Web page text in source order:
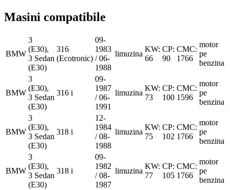
Masini compatibile
BMW
3
(E30),
3 Sedan
(E30)
316
(Ecotronic)
09-
1983
/ 06-
1988
limuzina
KW:
66
CP:
90
CMC:
1766
motor
pe
benzina
BMW
3
(E30),
3 Sedan
(E30)
316 i
09-
1987
/ 06-
1991
limuzina
KW:
73
CP:
100
CMC:
1596
motor
pe
benzina
BMW
3
(E30),
3 Sedan
(E30)
318 i
12-
1984
/ 08-
1988
limuzina
KW:
75
CP:
102
CMC:
1766
motor
pe
benzina
BMW
3
(E30),
3 Sedan
(E30)
318 i
09-
1982
/ 08-
1987
limuzina
KW:
77
CP:
105
CMC:
1766
motor
pe
benzina